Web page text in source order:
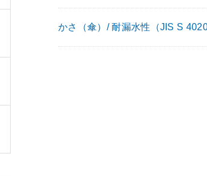
かさ（傘）/ 耐漏水性（JIS S